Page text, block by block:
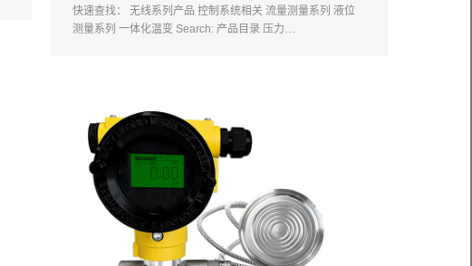
快速查找： 无线系列产品 控制系统相关 流量测量系列 液位
测量系列 一体化温变 Search: 产品目录 压力…